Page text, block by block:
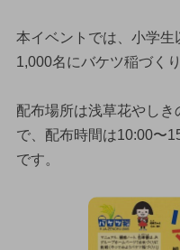
本イベントでは、小学
1,000名にバケツ稲づく
配布場所は浅草花やしき
で、配布時間は10:00〜
です。